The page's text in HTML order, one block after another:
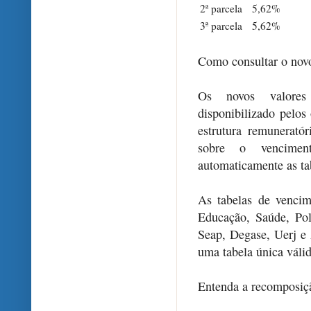
2ª parcela 5,62%
3ª parcela
5,62%
Como consultar o
Os novos
disponibilizado pelos
estrutura
sobre o
automaticamente as
As tabelas de
Educação, Saúde,
Seap, Degase, Uerj
uma tabela única
Entenda a